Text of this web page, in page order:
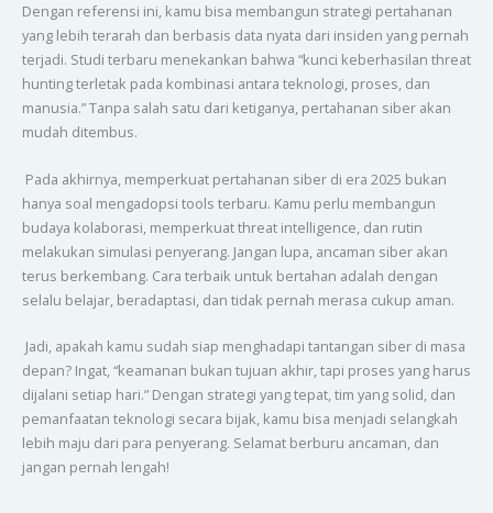
Dengan referensi ini, kamu bisa membangun strategi pertahanan
yang lebih terarah dan berbasis data nyata dari insiden yang pernah
terjadi. Studi terbaru menekankan bahwa “kunci keberhasilan threat
hunting terletak pada kombinasi antara teknologi, proses, dan
manusia.” Tanpa salah satu dari ketiganya, pertahanan siber akan
mudah ditembus.
Pada akhirnya, memperkuat pertahanan siber di era 2025 bukan
hanya soal mengadopsi tools terbaru. Kamu perlu membangun
budaya kolaborasi, memperkuat threat intelligence, dan rutin
melakukan simulasi penyerang. Jangan lupa, ancaman siber akan
terus berkembang. Cara terbaik untuk bertahan adalah dengan
selalu belajar, beradaptasi, dan tidak pernah merasa cukup aman.
Jadi, apakah kamu sudah siap menghadapi tantangan siber di masa
depan? Ingat, “keamanan bukan tujuan akhir, tapi proses yang harus
dijalani setiap hari.” Dengan strategi yang tepat, tim yang solid, dan
pemanfaatan teknologi secara bijak, kamu bisa menjadi selangkah
lebih maju dari para penyerang. Selamat berburu ancaman, dan
jangan pernah lengah!